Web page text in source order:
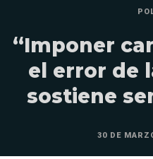
“Imponer
el error de
sostiene
30 DE